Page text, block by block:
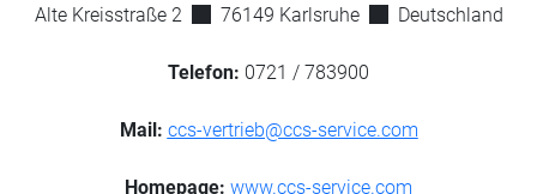
Alte Kreisstraße 2 76149 Karlsruhe Deutschland
Telefon: 0721 / 783900
Mail: ccs-vertrieb@ccs-service.com
Homepage: www.ccs-service.com